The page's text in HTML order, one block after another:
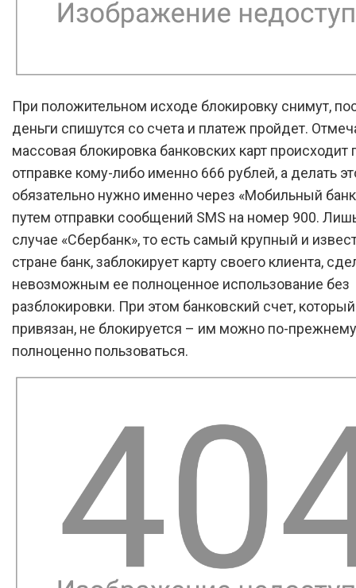
При положительном исходе блокировку снимут,
деньги спишутся со счета и платеж пройдет.
массовая блокировка банковских карт происходит
отправке кому-либо именно 666 рублей, а делать
обязательно нужно именно через «Мобильный
путем отправки сообщений SMS на номер 900.
случае «Сбербанк», то есть самый крупный и
стране банк, заблокирует карту своего клиента,
невозможным ее полноценное использование без
разблокировки. При этом банковский счет,
привязан, не блокируется – им можно по-прежнему
полноценно пользоваться.